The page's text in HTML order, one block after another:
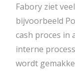
Fabory ziet
bijvoorbeeld
cash proces in
interne
wordt